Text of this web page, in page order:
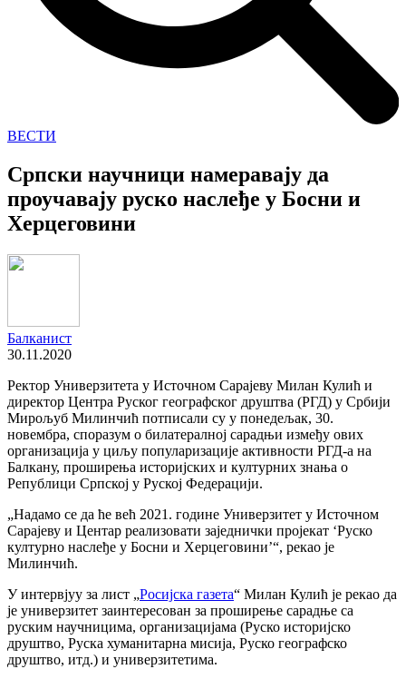
ВЕСТИ
Српски научници намеравају да
проучавају руско наслеђе у Босни и
Херцеговини
Балканист
30.11.2020
Ректор Универзитета у Источном Сарајеву Милан Кулић и
директор Центра Руског географског друштва (РГД) у Србији
Мирољуб Милинчић потписали су у понедељак, 30.
новембра, споразум о билатералној сарадњи између ових
организација у циљу популаризације активности РГД-а на
Балкану, проширења историјских и културних знања о
Републици Српској у Руској Федерацији.
„Надамо се да ће већ 2021. године Универзитет у Источном
Сарајеву и Центар реализовати заједнички пројекат ‘Руско
културно наслеђе у Босни и Херцеговини’“, рекао је
Милинчић.
У интервјуу за лист „Росијска газета“ Милан Кулић је рекао да
је универзитет заинтересован за проширење сарадње са
руским научницима, организацијама (Руско историјско
друштво, Руска хуманитарна мисија, Руско географско
друштво, итд.) и универзитетима.